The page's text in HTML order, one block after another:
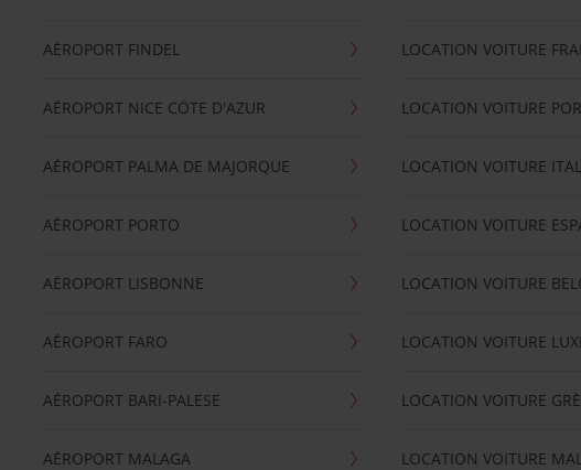
AÉROPORT FINDEL
AÉROPORT NICE CÖTE D'AZUR
AÉROPORT PALMA DE MAJORQUE
AÉROPORT PORTO
AÉROPORT LISBONNE
AÉROPORT FARO
AÉROPORT BARI-PALESE
AÉROPORT MALAGA
LOCATION VOITURE
LOCATION VOITURE
LOCATION VOITURE
LOCATION VOITURE
LOCATION VOITURE
LOCATION VOITURE
LOCATION VOITURE
LOCATION VOITURE